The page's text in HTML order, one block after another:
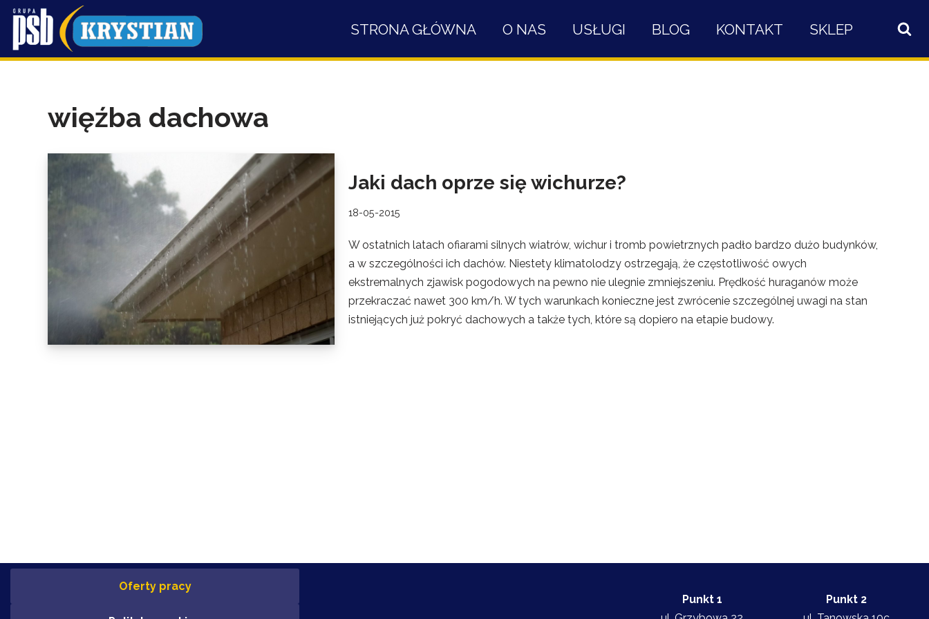
Przejdź
do
STRONA GŁÓWNA O NAS USŁUGI BLOG KONTAKT SKLEP
więźba dachowa
Jaki dach oprze się wichurze?
18-05-2015
W ostatnich latach ofiarami silnych wiatrów, wichur i tromb powietrznych padło bardzo dużo budynków,
a w szczególności ich dachów. Niestety klimatolodzy ostrzegają, że częstotliwość owych
ekstremalnych zjawisk pogodowych na pewno nie ulegnie zmniejszeniu. Prędkość huraganów może
przekraczać nawet 300 km/h. W tych warunkach konieczne jest zwrócenie szczególnej uwagi na stan
istniejących już pokryć dachowych a także tych, które są dopiero na etapie budowy.
Oferty pracy
Punkt 1
Punkt 2